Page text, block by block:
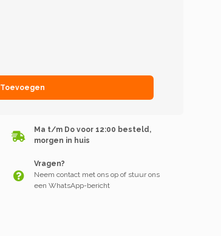
Toevoegen
Ma t/m Do voor 12:00 besteld,
morgen in huis
Vragen?
Neem contact met ons op of stuur ons
een WhatsApp-bericht